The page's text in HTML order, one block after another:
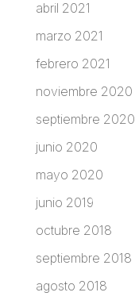
abril 2021
marzo 2021
febrero 2021
noviembre 2020
septiembre 2020
junio 2020
mayo 2020
junio 2019
octubre 2018
septiembre 2018
agosto 2018